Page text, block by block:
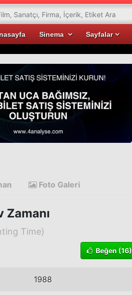
Sinema Sayfalar
Foto Galeri
Zamanı
Time)
Beğen (16)
1988